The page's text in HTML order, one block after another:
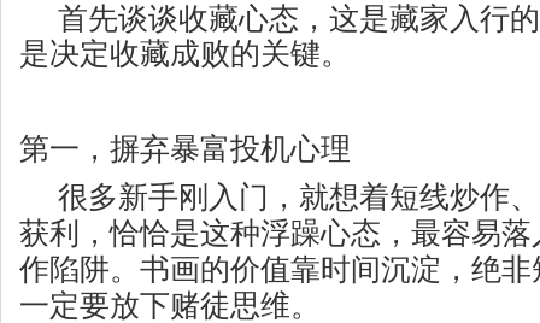
首先谈谈收藏心态，这是藏家入行
是决定收藏成败的关键。
第一， 摒弃暴富投机心理
很多新手刚入门，就想着短线炒作
获利，恰恰是这种浮躁心态，最容易
作陷阱。书画的价值靠时间沉淀，绝
一定要放下赌徒思维。